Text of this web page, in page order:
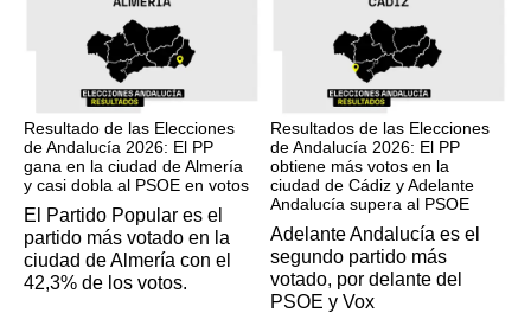
Resultado de las Elecciones
de Andalucía 2026: El PP
gana en la ciudad de Almería
y casi dobla al PSOE en votos
El Partido Popular es el
partido más votado en la
ciudad de Almería con el
42,3% de los votos.
Resultados de las Elecciones
de Andalucía 2026: El PP
obtiene más votos en la
ciudad de Cádiz y Adelante
Andalucía supera al PSOE
Adelante Andalucía es el
segundo partido más
votado, por delante del
PSOE y Vox